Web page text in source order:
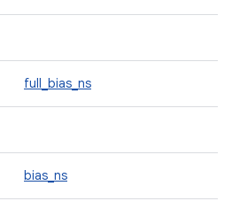
full_bias_ns
bias_ns